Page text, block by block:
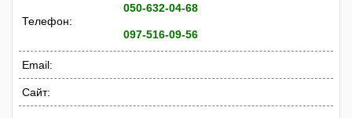
Телефон:
050-632-04-68
097-516-09-56
Email:
Сайт: